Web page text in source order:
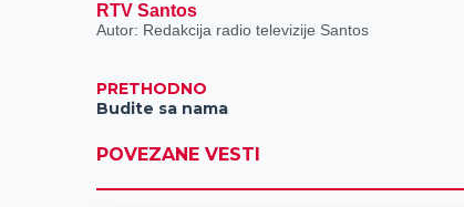
RTV Santos
Autor: Redakcija radio televizije Santos
PRETHODNO
Budite sa nama
POVEZANE VESTI